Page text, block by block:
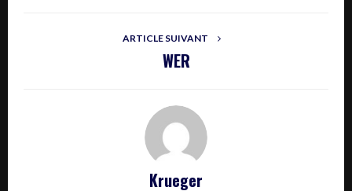
ARTICLE SUIVANT
WER
Krueger